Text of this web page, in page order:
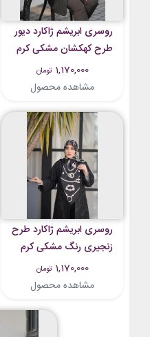
روسری ابریشم ژاکارد دیور
طرح کهکشان مشکی کرم
روشن تیره1,170,000 تومان
مشاهده محصول
روسری ابریشم ژاکارد طرح
زنجیری رنگ مشکی کرم
1,170,000 تومان
مشاهده محصول